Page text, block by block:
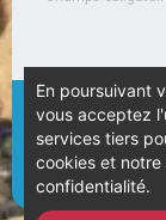
© Camping
En poursuivant
vous acceptez
services tiers
cookies et
confidentialité.